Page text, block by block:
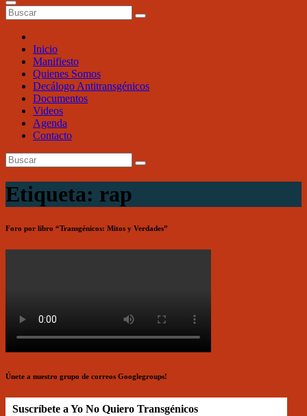
Inicio
Manifiesto
Quienes Somos
Decálogo Antitransgénicos
Documentos
Videos
Agenda
Contacto
Etiqueta: rap
Foro por libro “Transgénicos: Mitos y Verdades”
Únete a nuestro grupo de correos Googlegroups!
Suscríbete a Yo No Quiero Transgénicos